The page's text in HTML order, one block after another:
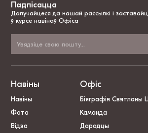
Падпісацца
Далучайцеся да нашай рассылкі і
ў курсе навінаў Офіса
Навіны
Навіны
Фота
Відэа
Офіс
Біяграфія Святланы
Каманда
Дарадцы